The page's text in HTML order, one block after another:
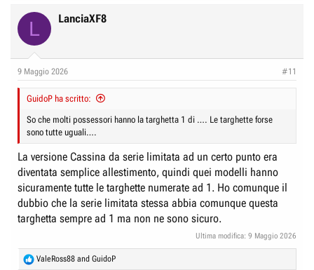
Grazie a chiunque voglia condividere la propria esperienza.
Valentina
s
L LanciaXF8
9 Maggio 2026 #11
GuidoP ha scritto:
So che molti possessori hanno la targhetta 1 di …. Le targhette forse
sono tutte uguali….
La versione Cassina da serie limitata ad un certo punto era
diventata semplice allestimento, quindi quei modelli hanno
sicuramente tutte le targhette numerate ad 1. Ho comunque il
dubbio che la serie limitata stessa abbia comunque questa
targhetta sempre ad 1 ma non ne sono sicuro.
Ultima modifica: 9 Maggio 2026
R
ValeRoss88 and GuidoP